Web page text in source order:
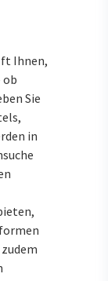
Ihnen,
ob
Sie
in